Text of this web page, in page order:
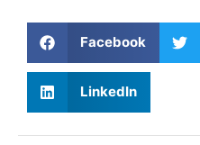
Facebook
LinkedIn